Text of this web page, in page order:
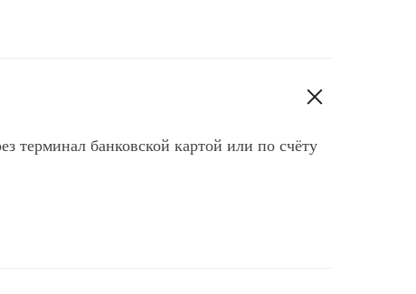
терминал банковской картой или по счёту